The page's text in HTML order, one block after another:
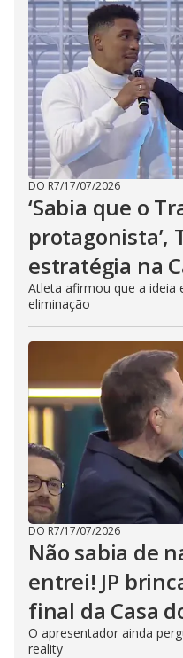
DO R7/17/07/2026
‘Sabia que o
protagonista’,
estratégia na
Atleta afirmou que a ideia
eliminação
DO R7/17/07/2026
Não sabia de
entrei! JP
final da Casa
O apresentador ainda
reality